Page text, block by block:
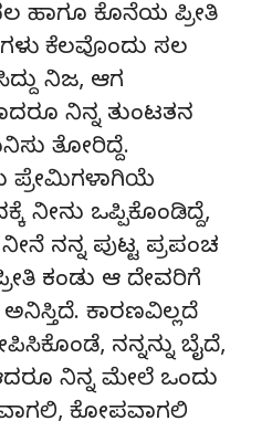
ಹಾಗೂ ಕೊನೆಯ ಪ್ರೀತಿ
ಕೆಲವೊಂದು ಸಲ
ನಿಜ, ಆಗ
ನಿನ್ನ ತುಂಟತನ
ತೋರಿದ್ದೆ.
ನೀನು ಒಪ್ಪಿಕೊಂಡಿದ್ದೆ,
ನನ್ನ ಪುಟ್ಟ ಪ್ರಪಂಚ
ಕಂಡು ಆ ದೇವರಿಗೆ
ಕಾರಣವಿಲ್ಲದೆ
ನನ್ನನ್ನು ಬೈದೆ,
ನಿನ್ನ ಮೇಲೆ ಒಂದು
ಕೋಪವಾಗಲಿ